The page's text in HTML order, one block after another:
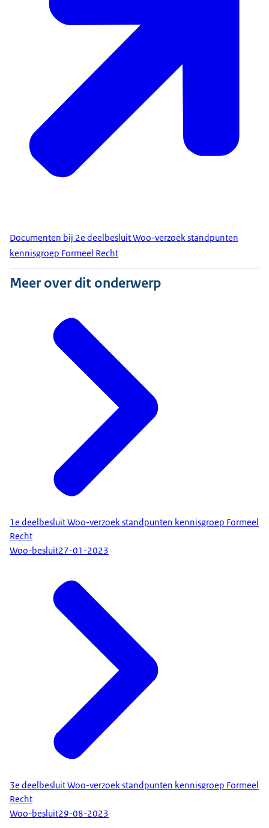
Documenten bij 2e deelbesluit Woo-verzoek standpunten
kennisgroep Formeel Recht
Meer over dit onderwerp
1e deelbesluit Woo-verzoek standpunten kennisgroep Formeel
Recht
Woo-besluit27-01-2023
3e deelbesluit Woo-verzoek standpunten kennisgroep Formeel
Recht
Woo-besluit29-08-2023